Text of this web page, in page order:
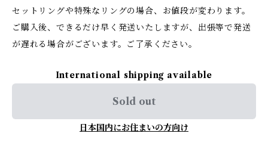
セットリングや特殊なリングの場合、お値段が変わります。
ご購入後、できるだけ早く発送いたしますが、出張等で発送
が遅れる場合がございます。ご了承ください。
International shipping available
Sold out
日本国内にお住まいの方向け